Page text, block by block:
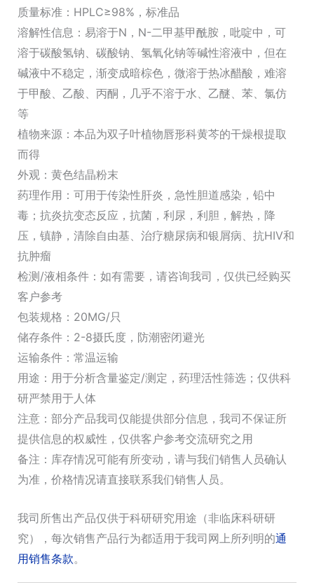
质量标准：HPLC≥98%，标准品
溶解性信息：易溶于N，N-二甲基甲酰胺，吡啶中，可
溶于碳酸氢钠、碳酸钠、氢氧化钠等碱性溶液中，但在
碱液中不稳定，渐变成暗棕色，微溶于热冰醋酸，难溶
于甲酸、乙酸、丙酮，几乎不溶于水、乙醚、苯、氯仿
等
植物来源：本品为双子叶植物唇形科黄芩的干燥根提取
而得
外观：黄色结晶粉末
药理作用：可用于传染性肝炎，急性胆道感染，铅中
毒；抗炎抗变态反应，抗菌，利尿，利胆，解热，降
压，镇静，清除自由基、治疗糖尿病和银屑病、抗HIV和
抗肿瘤
检测/液相条件：如有需要，请咨询我司，仅供已经购买
客户参考
包装规格：20MG/只
储存条件：2-8摄氏度，防潮密闭避光
运输条件：常温运输
用途：用于分析含量鉴定/测定，药理活性筛选；仅供科
研严禁用于人体
注意：部分产品我司仅能提供部分信息，我司不保证所
提供信息的权威性，仅供客户参考交流研究之用
备注：库存情况可能有所变动，请与我们销售人员确认
为准，价格情况请直接联系我们销售人员。
我司所售出产品仅供于科研研究用途（非临床科研研
究），每次销售产品行为都适用于我司网上所列明的通
用销售条款。